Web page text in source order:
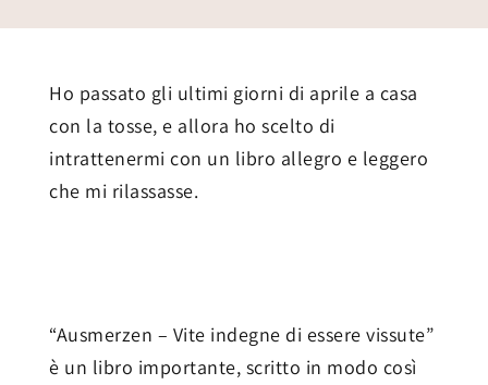
Ho passato gli ultimi giorni di aprile a casa
con la tosse, e allora ho scelto di
intrattenermi con un libro allegro e leggero
che mi rilassasse.
“Ausmerzen – Vite indegne di essere vissute”
è un libro importante, scritto in modo così